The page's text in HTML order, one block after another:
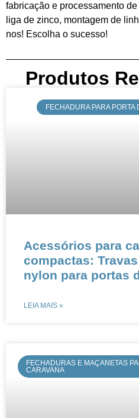
fabricação e processamento
liga de zinco, montagem de
nos! Escolha o sucesso!
Produtos
​​FECHADURA PARA
​​​​Acessórios para
compactas:
nylon para portas
LEIA MAIS »
FECHADURAS E MAÇANETAS
CARAVANA